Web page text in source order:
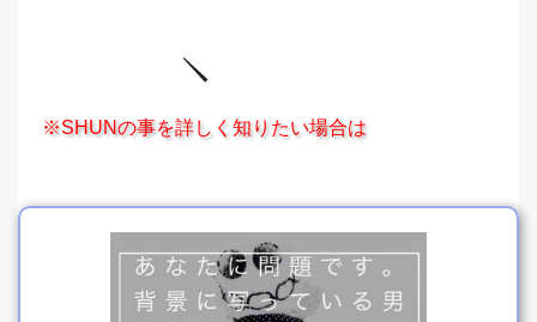
※SHUNの事を詳しく知りたい場合は